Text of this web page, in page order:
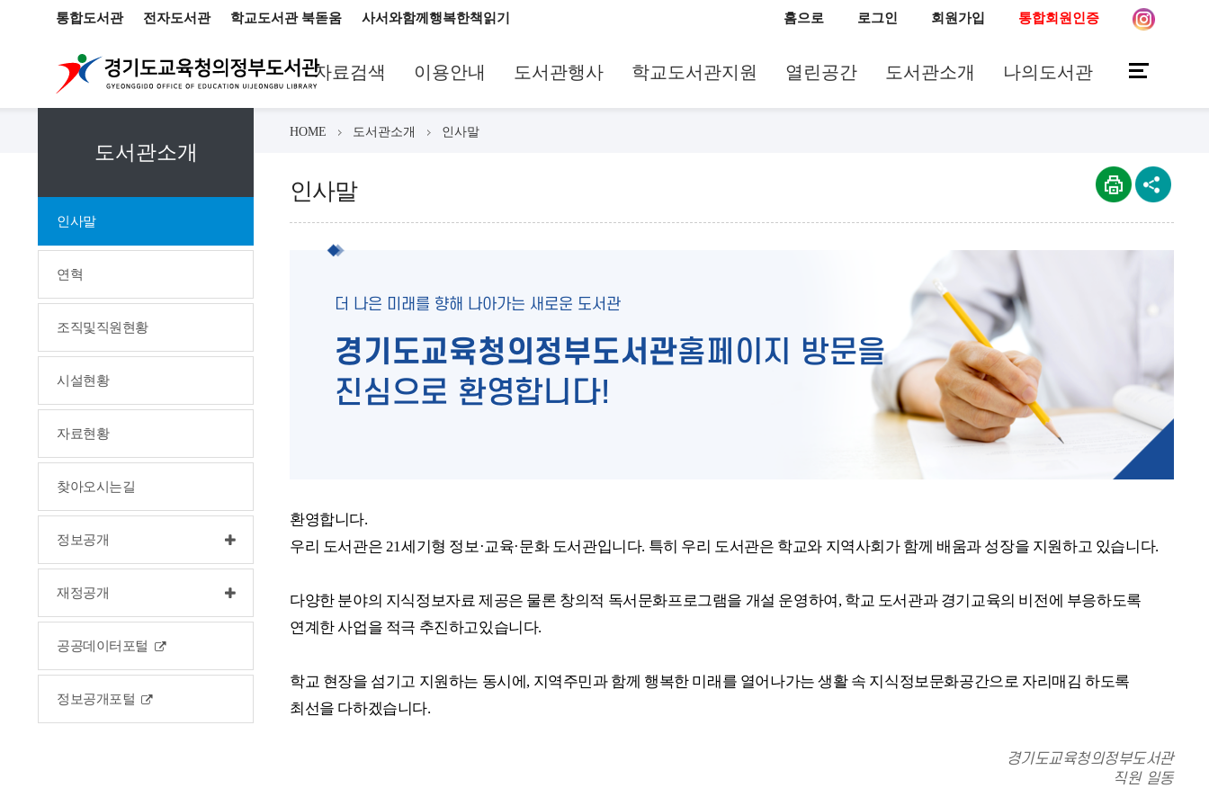
통합도서관 전자도서관 학교도서관 북돋움 사서와함께행복한책읽기 홈으로 로그인 회원가입 통합회원인증
자료검색 이용안내 도서관행사 학교도서관지원 열린공간 도서관소개 나의도서관
HOME 도서관소개 인사말
도서관소개
인사말
연혁
조직및직원현황
시설현황
자료현황
찾아오시는길
정보공개
재정공개
공공데이터포털
정보공개포털
인사말
더 나은 미래를 향해 나아가는 새로운 도서관
경기도교육청의정부도서관홈페이지 방문을
진심으로 환영합니다!
환영합니다.
우리 도서관은 21세기형 정보·교육·문화 도서관입니다. 특히 우리 도서관은 학교와 지역사회가 함께 배움과 성장을 지원하고 있습니다.
다양한 분야의 지식정보자료 제공은 물론 창의적 독서문화프로그램을 개설 운영하여, 학교 도서관과 경기교육의 비전에 부응하도록
연계한 사업을 적극 추진하고있습니다.
학교 현장을 섬기고 지원하는 동시에, 지역주민과 함께 행복한 미래를 열어나가는 생활 속 지식정보문화공간으로 자리매김 하도록
최선을 다하겠습니다.
경기도교육청의정부도서관
직원 일동